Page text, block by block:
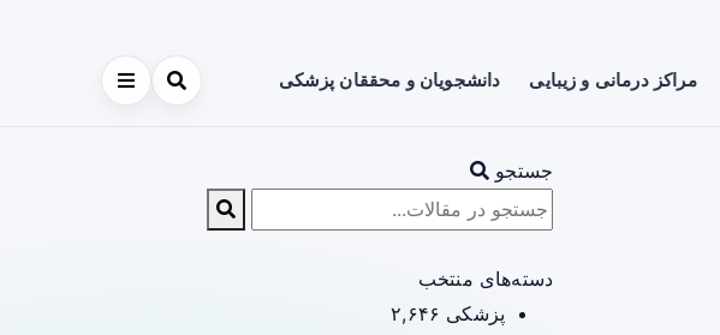
مراکز درمانی و زیبایی دانشجویان و محققان پزشکی
جستجو
دسته‌های منتخب
پزشکی ۲,۶۴۶